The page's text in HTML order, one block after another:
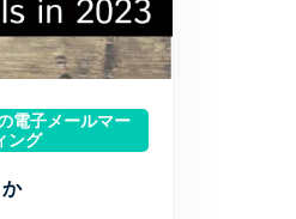
電子メールマー
ング